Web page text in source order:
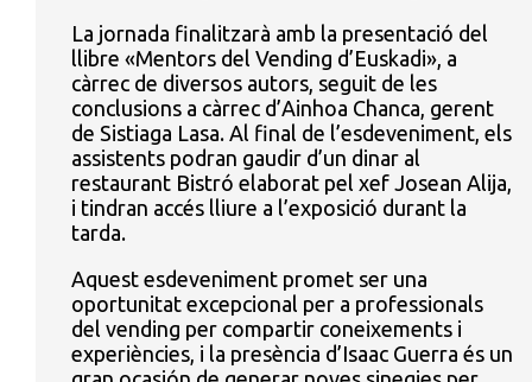
La jornada finalitzarà amb la presentació del
llibre «Mentors del Vending d’Euskadi», a
càrrec de diversos autors, seguit de les
conclusions a càrrec d’Ainhoa Chanca, gerent
de Sistiaga Lasa. Al final de l’esdeveniment, els
assistents podran gaudir d’un dinar al
restaurant Bistró elaborat pel xef Josean Alija,
i tindran accés lliure a l’exposició durant la
tarda.
Aquest esdeveniment promet ser una
oportunitat excepcional per a professionals
del vending per compartir coneixements i
experiències, i la presència d’Isaac Guerra és un